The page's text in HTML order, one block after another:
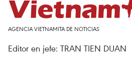
AGENCIA VIETNAMITA DE NOTICIAS
Editor en jefe: TRAN TIEN DUAN